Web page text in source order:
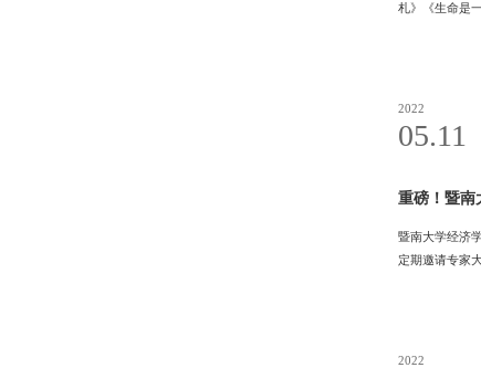
札》《生命是
2022
05.11
重磅！暨南
暨南大学经济
定期邀请专家
2022